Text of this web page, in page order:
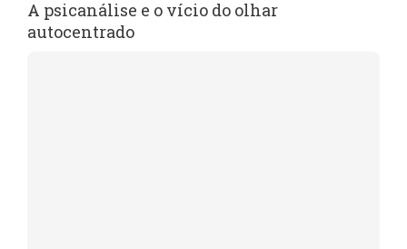
A psicanálise e o vício do olhar
autocentrado